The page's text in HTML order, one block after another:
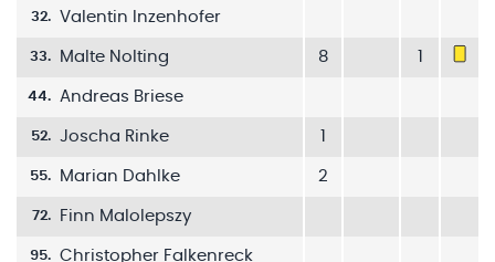
32. Valentin Inzenhofer
33. Malte Nolting 8
44. Andreas Briese
52. Joscha Rinke
55. Marian Dahlke 2
72. Finn Malolepszy
95. Christopher Falkenreck